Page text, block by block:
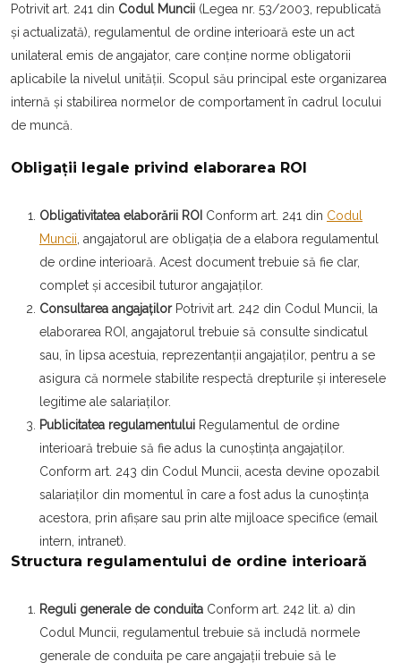
Potrivit art. 241 din Codul Muncii (Legea nr. 53/2003, republicată
și actualizată), regulamentul de ordine interioară este un act
unilateral emis de angajator, care conține norme obligatorii
aplicabile la nivelul unității. Scopul său principal este organizarea
internă și stabilirea normelor de comportament în cadrul locului
de muncă.
Obligații legale privind elaborarea ROI
Obligativitatea elaborării ROI Conform art. 241 din Codul
Muncii , angajatorul are obligația de a elabora regulamentul
de ordine interioară. Acest document trebuie să fie clar,
complet și accesibil tuturor angajaților.
Consultarea angajațilorPotrivit art. 242 din Codul Muncii, la
elaborarea ROI, angajatorul trebuie să consulte sindicatul
sau, în lipsa acestuia, reprezentanții angajaților, pentru a se
asigura că normele stabilite respectă drepturile și interesele
legitime ale salariaților.
Publicitatea regulamentului Regulamentul de ordine
interioară trebuie să fie adus la cunoștința angajaților.
Conform art. 243 din Codul Muncii, acesta devine opozabil
salariaților din momentul în care a fost adus la cunoștința
acestora, prin afișare sau prin alte mijloace specifice (email
intern, intranet).
Structura regulamentului de ordine interioară
Reguli generale de conduita Conform art. 242 lit. a) din
Codul Muncii, regulamentul trebuie să includă normele
generale de conduita pe care angajații trebuie să le